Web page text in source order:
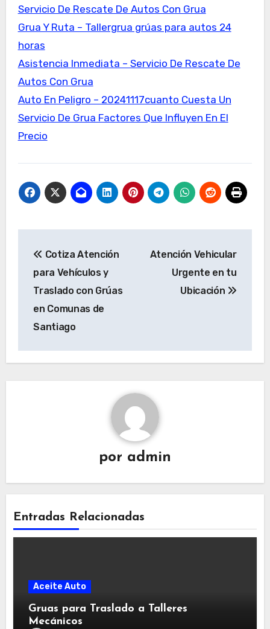
Servicio De Rescate De Autos Con Grua
Grua Y Ruta – Tallergrua grúas para autos 24
horas
Asistencia Inmediata – Servicio De Rescate De
Autos Con Grua
Auto En Peligro – 20241117cuanto Cuesta Un
Servicio De Grua Factores Que Influyen En El
Precio
de
entradas
Cotiza Atención
para Vehículos y
Traslado con Grúas
en Comunas de
Santiago
Atención Vehicular
Urgente en tu
Ubicación
por admin
Entradas Relacionadas
Aceite Auto
Gruas para Traslado a Talleres
Mecánicos